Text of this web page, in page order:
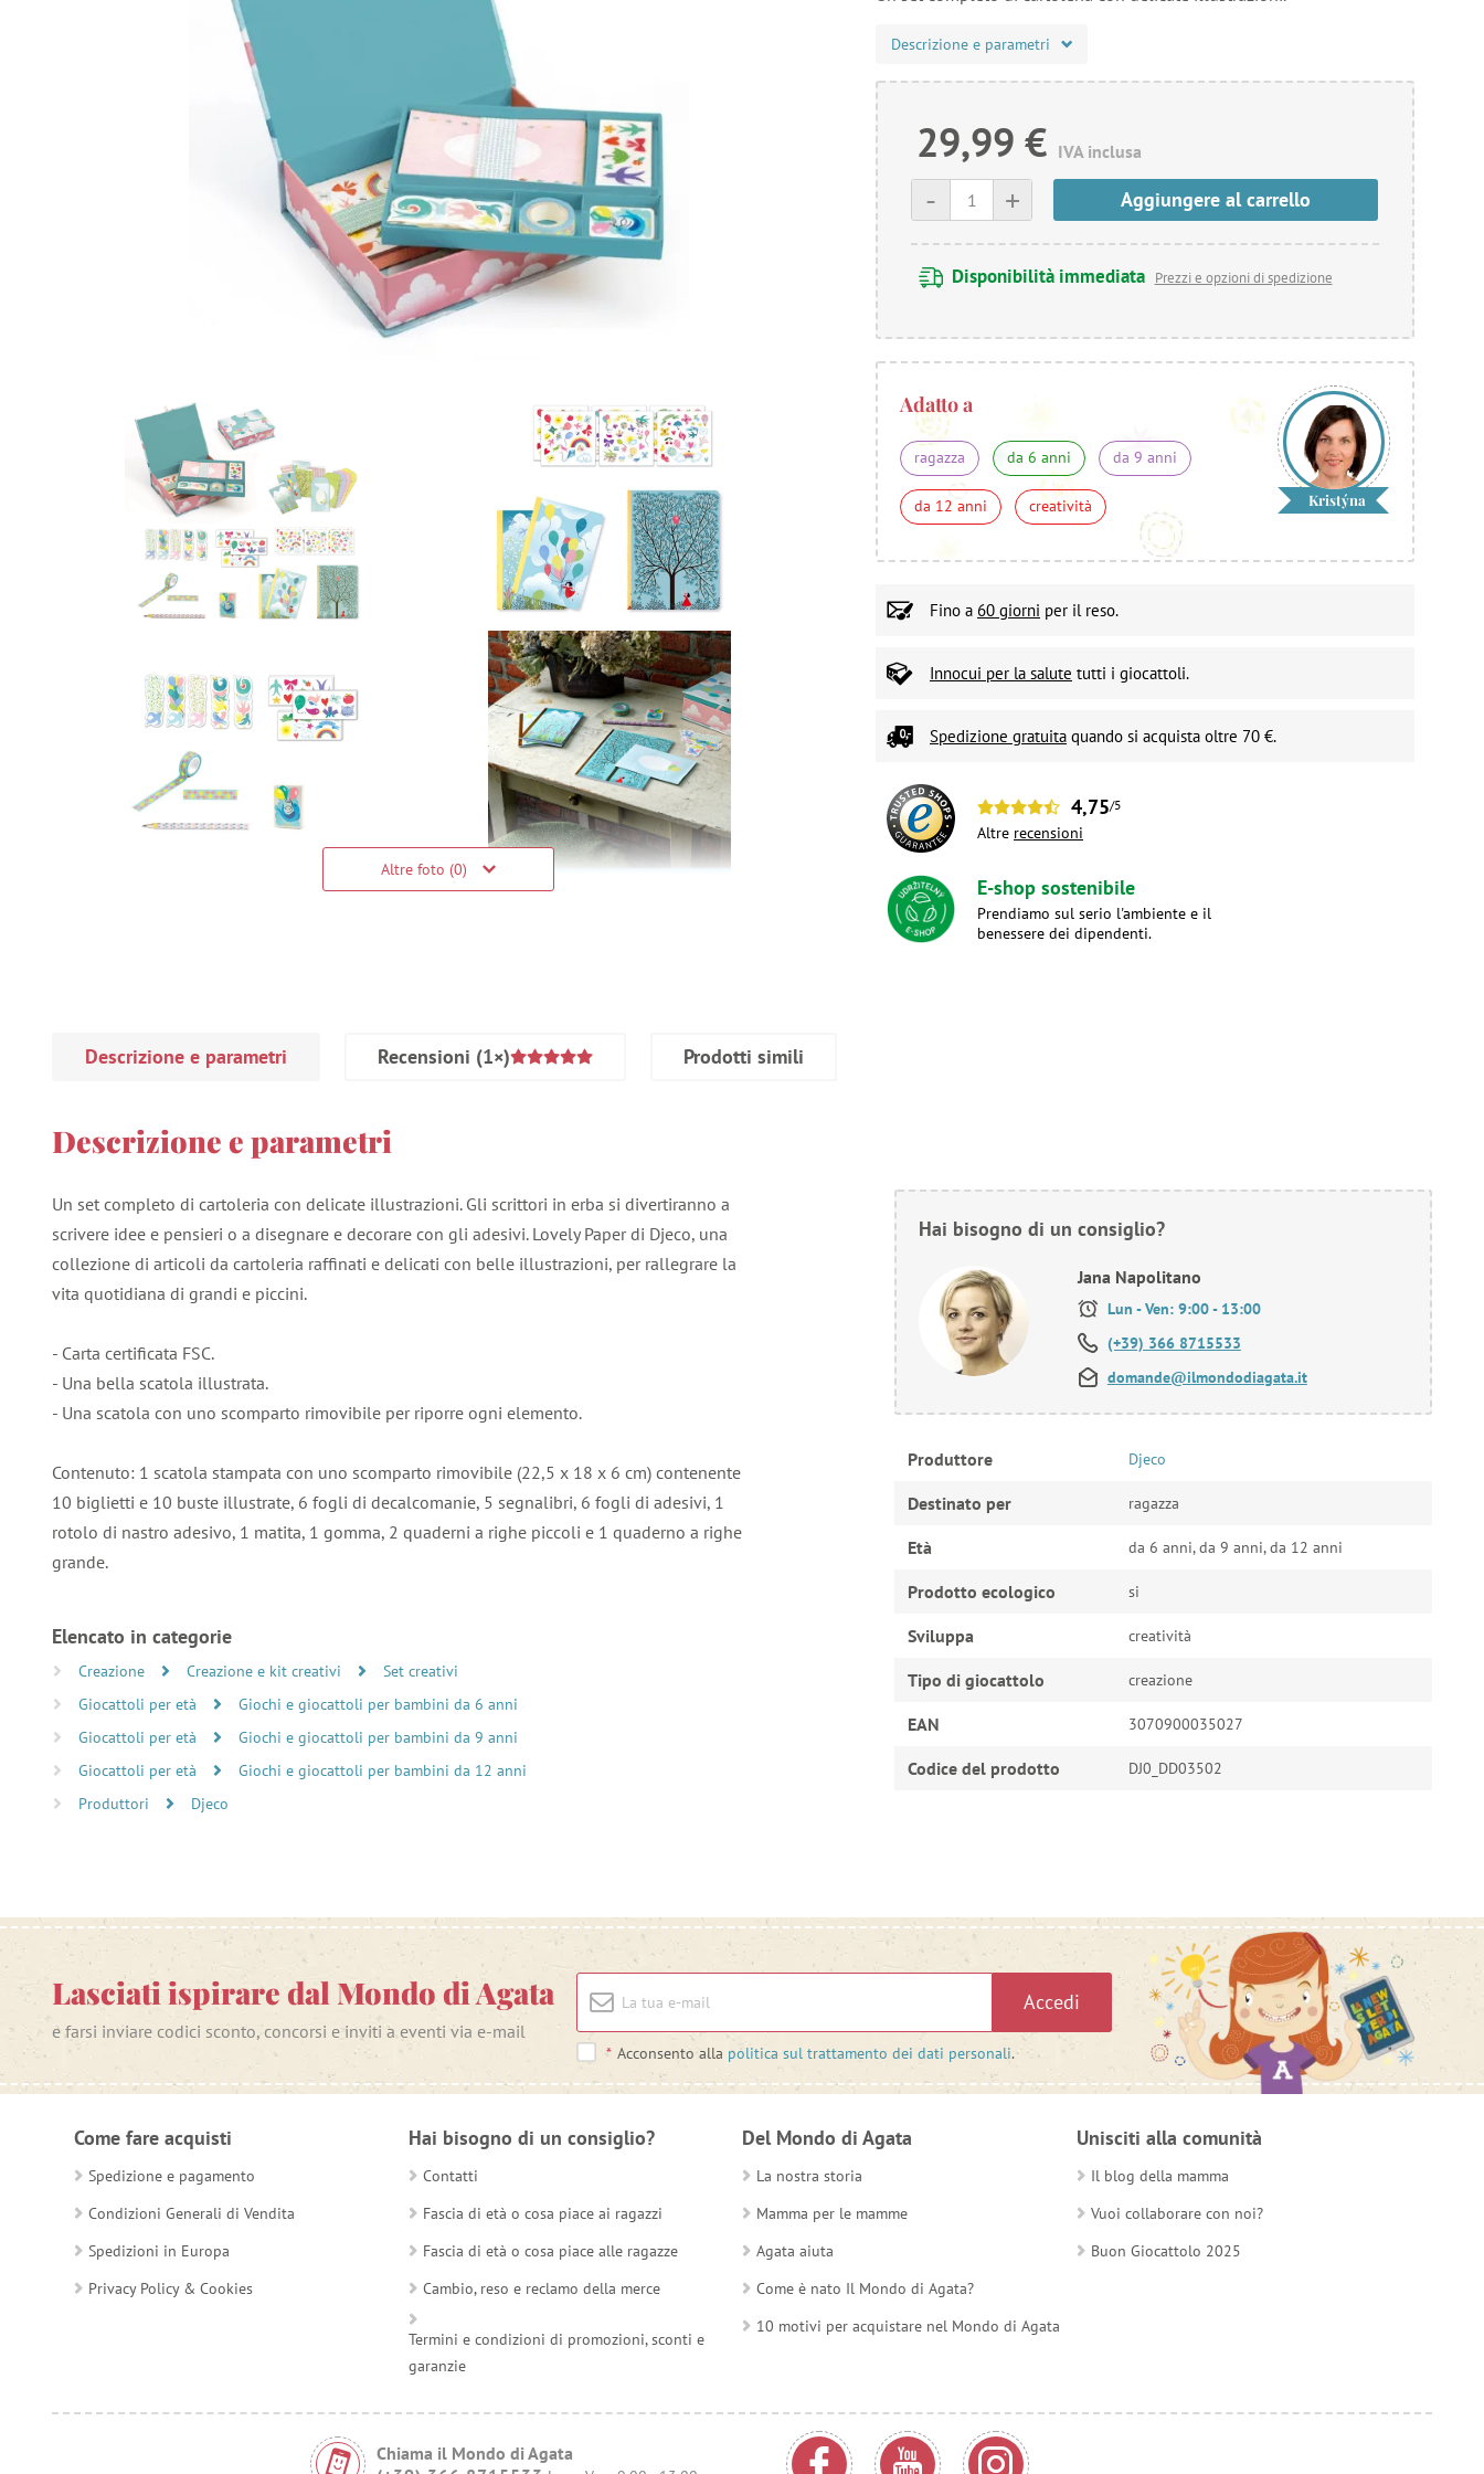
Altre foto (0)
Descrizione e parametri
29,99 € IVA inclusa
+
- Aggiungere al carrello
Disponibilità immediata Prezzi e opzioni di spedizione
Adatto a
ragazza da 6 anni da 9 anni
da 12 anni creatività Kristýna
Fino a 60 giorni per il reso.
Innocui per la salute tutti i giocattoli.
Spedizione gratuita quando si acquista oltre 70 €.
4,75/5
Altre recensioni
E-shop sostenibile
Prendiamo sul serio l'ambiente e il
benessere dei dipendenti.
Descrizione e parametri Recensioni (1×) Prodotti simili
Descrizione e parametri
Un set completo di cartoleria con delicate illustrazioni. Gli scrittori in erba si divertiranno a
scrivere idee e pensieri o a disegnare e decorare con gli adesivi. Lovely Paper di Djeco, una
collezione di articoli da cartoleria raffinati e delicati con belle illustrazioni, per rallegrare la
vita quotidiana di grandi e piccini.
- Carta certificata FSC.
- Una bella scatola illustrata.
- Una scatola con uno scomparto rimovibile per riporre ogni elemento.
Contenuto: 1 scatola stampata con uno scomparto rimovibile (22,5 x 18 x 6 cm) contenente
10 biglietti e 10 buste illustrate, 6 fogli di decalcomanie, 5 segnalibri, 6 fogli di adesivi, 1
rotolo di nastro adesivo, 1 matita, 1 gomma, 2 quaderni a righe piccoli e 1 quaderno a righe
grande.
Elencato in categorie
Creazione Creazione e kit creativi
Set creativi
Giocattoli per età
Giochi e giocattoli per bambini da 6 anni
Giocattoli per età
Giochi e giocattoli per bambini da 9 anni
Giocattoli per età
Giochi e giocattoli per bambini da 12 anni
Produttori
Djeco
Hai bisogno di un consiglio?
Jana Napolitano
Lun - Ven: 9:00 - 13:00
(+39) 366 8715533
domande@ilmondodiagata.it
Produttore Djeco
Destinato per ragazza
Età da 6 anni, da 9 anni, da 12 anni
Prodotto ecologico si
Sviluppa creatività
Tipo di giocattolo creazione
EAN 3070900035027
Codice del prodotto DJ0_DD03502
Lasciati ispirare dal Mondo di Agata
e farsi inviare codici sconto, concorsi e inviti a eventi via e-mail
Accedi
* Acconsento alla politica sul trattamento dei dati personali.
Come fare acquisti
Spedizione e pagamento
Condizioni Generali di Vendita
Spedizioni in Europa
Privacy Policy & Cookies
Hai bisogno di un consiglio?
Contatti
Fascia di età o cosa piace ai ragazzi
Fascia di età o cosa piace alle ragazze
Cambio, reso e reclamo della merce
Termini e condizioni di promozioni, sconti e
garanzie
Del Mondo di Agata
La nostra storia
Mamma per le mamme
Agata aiuta
Come è nato Il Mondo di Agata?
10 motivi per acquistare nel Mondo di Agata
Unisciti alla comunità
Il blog della mamma
Vuoi collaborare con noi?
Buon Giocattolo 2025
Chiama il Mondo di Agata